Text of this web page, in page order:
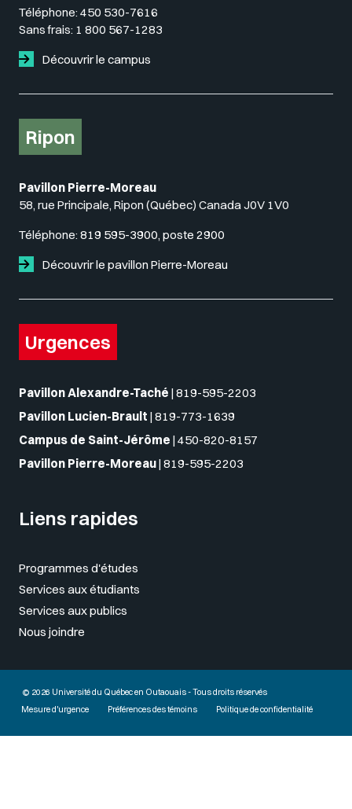
Téléphone: 450 530-7616
Sans frais: 1 800 567-1283
Découvrir le campus
Ripon
Pavillon Pierre-Moreau
58, rue Principale, Ripon (Québec) Canada J0V 1V0
Téléphone: 819 595-3900, poste 2900
Découvrir le pavillon Pierre-Moreau
Urgences
Pavillon Alexandre-Taché | 819-595-2203
Pavillon Lucien-Brault | 819-773-1639
Campus de Saint-Jérôme | 450-820-8157
Pavillon Pierre-Moreau| 819-595-2203
Liens rapides
Programmes d'études
Services aux étudiants
Services aux publics
Nous joindre
© 2026 Université du Québec en Outaouais - Tous droits réservés
Mesure d'urgence
Préférences des témoins Politique de confidentialité